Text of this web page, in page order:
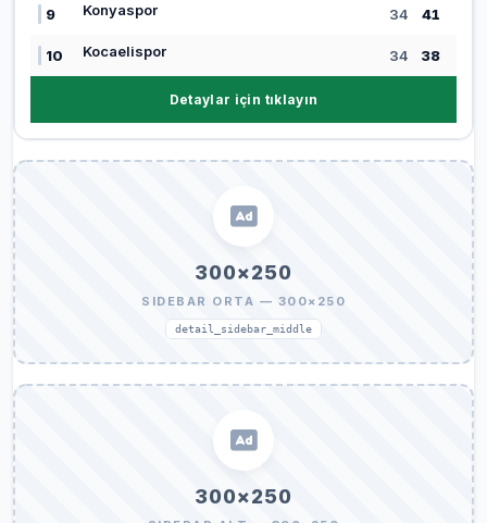
9 Konyaspor 34 41
10 Kocaelispor 34 38
Detaylar için tıklayın
300×250
SIDEBAR ORTA — 300×250
detail_sidebar_middle
300×250